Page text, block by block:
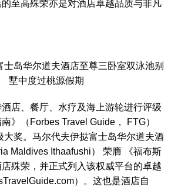
至高殊荣亦是对酒店卓越品质与非凡
士岛华尔道夫酒店至尊三卧室双泳池别
墅中度过桃源假期
店、餐厅、水疗及海上游轮进行评级
》（Forbes Travel Guide， FTG）
大奖。马尔代夫伊挞富士岛华尔道夫酒
Maldives Ithaafushi） 荣膺 《福布斯
殊荣，并正式列入该权威平台的卓越
）。这也是酒店自